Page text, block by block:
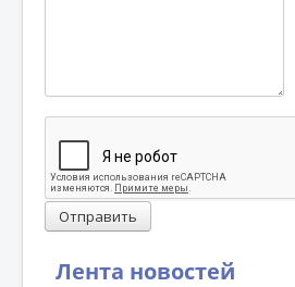
Лента новостей
Отправить